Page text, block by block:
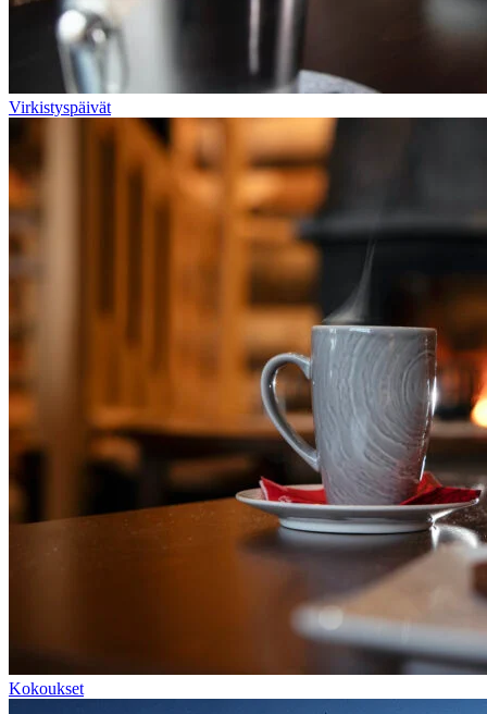
Virkistyspäivät
Kokoukset